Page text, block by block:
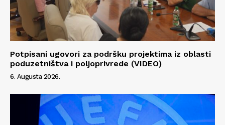
Info
O nama
Kontakt
Impressum
Potpisani ugovori za podršku projektima iz oblasti
poduzetništva i poljoprivrede (VIDEO)
6. Augusta 2026.